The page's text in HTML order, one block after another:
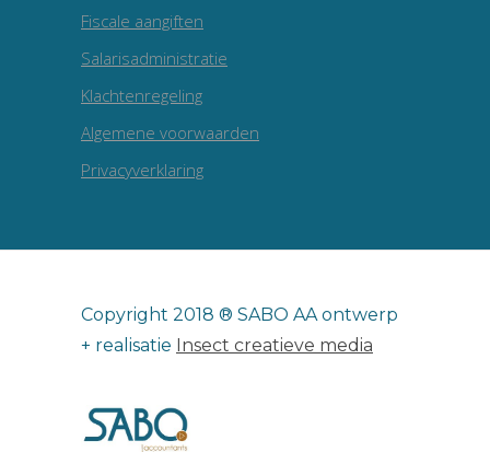
Fiscale aangiften
Salarisadministratie
Klachtenregeling
Algemene voorwaarden
Privacyverklaring
Copyright 2018 ® SABO AA ontwerp
+ realisatie Insect creatieve media